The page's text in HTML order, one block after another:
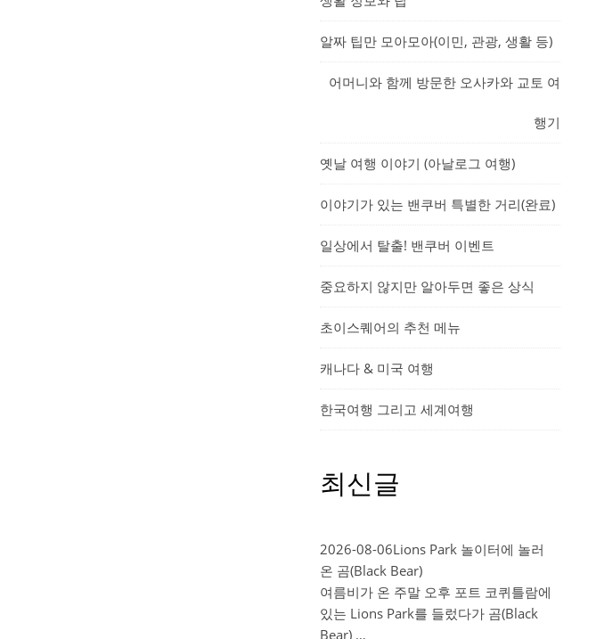
알짜 팁만 모아모아(이민, 관광, 생활 등)
어머니와 함께 방문한 오사카와 교토 여
행기
옛날 여행 이야기 (아날로그 여행)
이야기가 있는 밴쿠버 특별한 거리(완료)
일상에서 탈출! 밴쿠버 이벤트
중요하지 않지만 알아두면 좋은 상식
초이스퀘어의 추천 메뉴
캐나다 & 미국 여행
한국여행 그리고 세계여행
최신글
2026-08-06Lions Park 놀이터에 놀러
온 곰(Black Bear)
여름비가 온 주말 오후 포트 코퀴틀람에
있는 Lions Park를 들렀다가 곰(Black
Bear) …